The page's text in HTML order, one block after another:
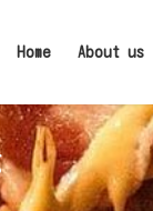
Home About us